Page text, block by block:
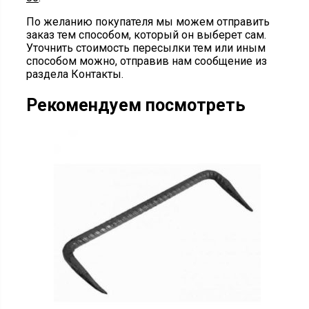
По желанию покупателя мы можем отправить
заказ тем способом, который он выберет сам.
Уточнить стоимость пересылки тем или иным
способом можно, отправив нам сообщение из
раздела Контакты.
Рекомендуем посмотреть